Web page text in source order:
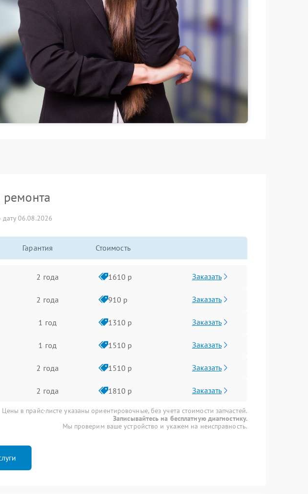
06.08.2026
Гарантия Стоимость
2 года 1610 р Заказать
2 года 910 р Заказать
1 год 1310 р Заказать
1 год 1510 р Заказать
2 года 1510 р Заказать
2 года 1810 р Заказать
Цены в прайс-листе указаны ориентировочные, без учета стоимости запчастей.
Записывайтесь на бесплатную диагностику.
Мы проверим ваше устройство и укажем на неисправность.